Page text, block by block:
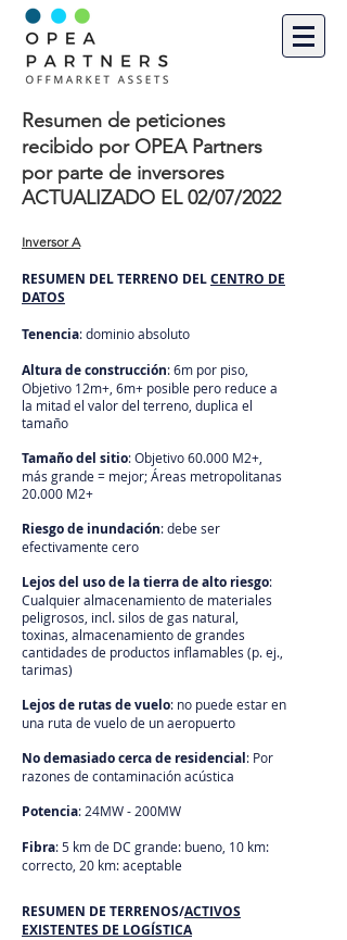
Resumen de peticiones
recibido por OPEA Partners
por parte de inversores
ACTUALIZADO EL 02/07/2022
Inversor A
RESUMEN DEL TERRENO DELCENTRO DE
DATOS
Tenencia: dominio absoluto
Altura de construcción: 6m por piso,
Objetivo 12m+, 6m+ posible pero reduce a
la mitad el valor del terreno, duplica el
tamaño
Tamaño del sitio: Objetivo 60.000 M2+,
más grande = mejor; Áreas metropolitanas
20.000 M2+
Riesgo de inundación: debe ser
efectivamente cero
Lejos del uso de la tierra de alto riesgo:
Cualquier almacenamiento de materiales
peligrosos, incl. silos de gas natural,
toxinas, almacenamiento de grandes
cantidades de productos inflamables (p. ej.,
tarimas)
Lejos de rutas de vuelo: no puede estar en
una ruta de vuelo de un aeropuerto
No demasiado cerca de residencial: Por
razones de contaminación acústica
Potencia: 24MW - 200MW
Fibra: 5 km de DC grande: bueno, 10 km:
correcto, 20 km: aceptable
RESUMEN DE TERRENOS/ACTIVOS
EXISTENTES DE LOGÍSTICA